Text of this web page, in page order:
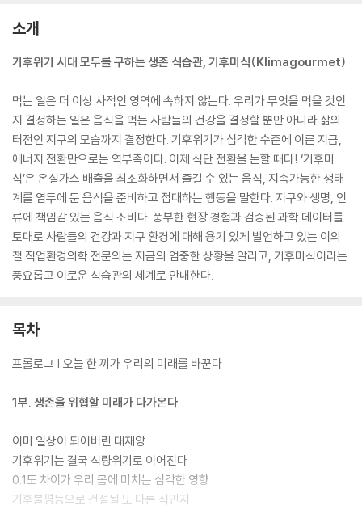
소개
기후위기 시대 모두를 구하는 생존 식습관, 기후미식(Klimagourmet)
먹는 일은 더 이상 사적인 영역에 속하지 않는다. 우리가 무엇을 먹을 것인
지 결정하는 일은 음식을 먹는 사람들의 건강을 결정할 뿐만 아니라 삶의
터전인 지구의 모습까지 결정한다. 기후위기가 심각한 수준에 이른 지금,
에너지 전환만으로는 역부족이다. 이제 식단 전환을 논할 때다! ‘기후미
식’은 온실가스 배출을 최소화하면서 즐길 수 있는 음식, 지속가능한 생태
계를 염두에 둔 음식을 준비하고 접대하는 행동을 말한다. 지구와 생명, 인
류에 책임감 있는 음식 소비다. 풍부한 현장 경험과 검증된 과학 데이터를
토대로 사람들의 건강과 지구 환경에 대해 용기 있게 발언하고 있는 이의
철 직업환경의학 전문의는 지금의 엄중한 상황을 알리고, 기후미식이라는
풍요롭고 이로운 식습관의 세계로 안내한다.
목차
프롤로그 | 오늘 한 끼가 우리의 미래를 바꾼다
1부. 생존을 위협할 미래가 다가온다
이미 일상이 되어버린 대재앙
기후위기는 결국 식량위기로 이어진다
0.1도 차이가 우리 몸에 미치는 심각한 영향
기후불평등으로 건설될 또 다른 식민지